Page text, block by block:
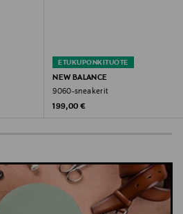
ETUKUPONKITUOTE
NEW BALANCE
9060-sneakerit
Original Price
199,00 €